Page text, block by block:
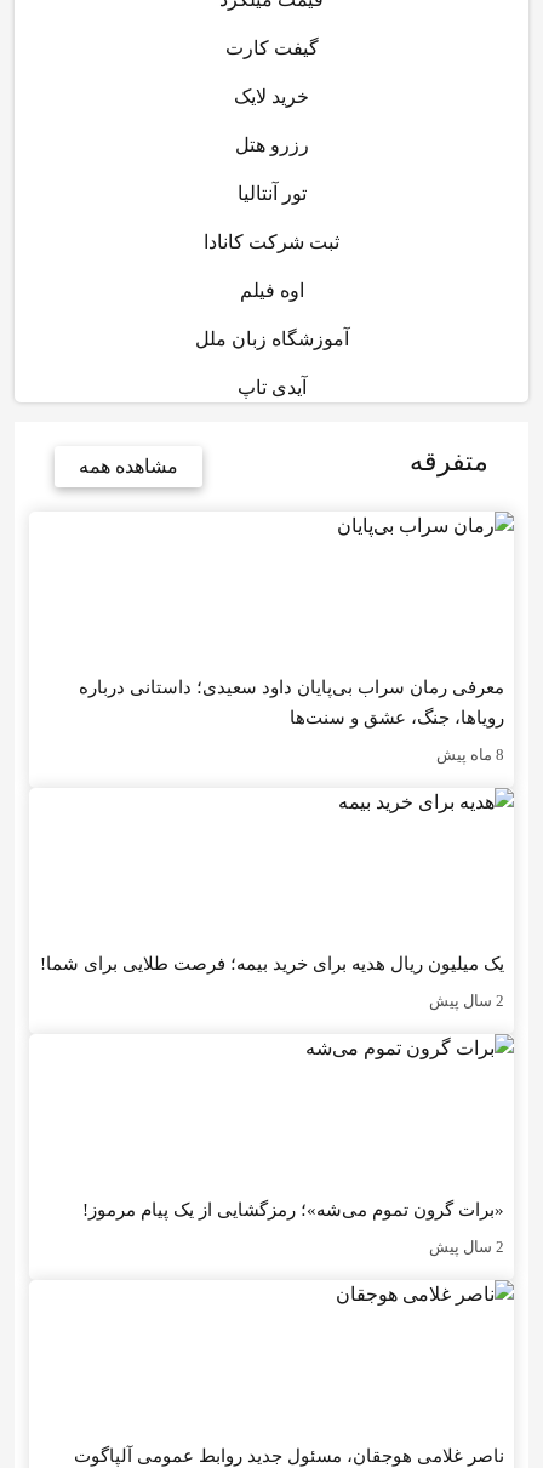
گیفت کارت
خرید لایک
رزرو هتل
تور آنتالیا
ثبت شرکت کانادا
اوه فیلم
آموزشگاه زبان ملل
آیدی تاپ
متفرقه مشاهده همه
معرفی رمان سراب بی‌پایان داود سعیدی؛ داستانی درباره
رویاها، جنگ، عشق و سنت‌ها
8 ماه پیش
یک میلیون ریال هدیه برای خرید بیمه؛ فرصت طلایی برای شما!
2 سال پیش
«برات گرون تموم می‌شه»؛ رمزگشایی از یک پیام مرموز!
2 سال پیش
ناصر غلامی هوجقان، مسئول جدید روابط عمومی آلپاگوت